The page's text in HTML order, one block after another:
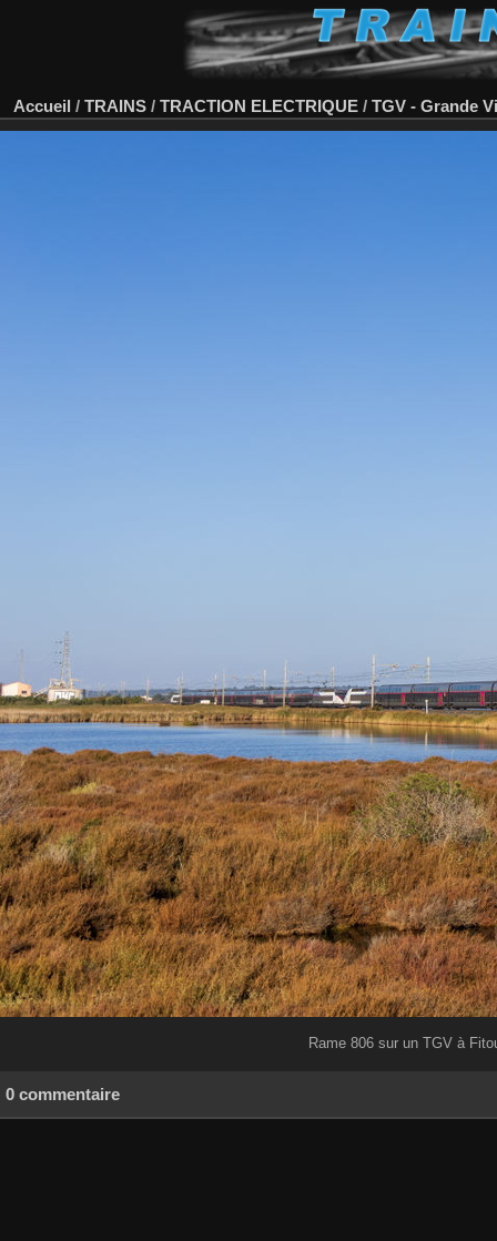
Accueil / TRAINS / TRACTION ELECTRIQUE / TGV - Grande
Rame 806 sur un TGV à
0 commentaire